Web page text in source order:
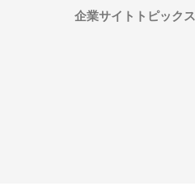
企業サイトトピックス